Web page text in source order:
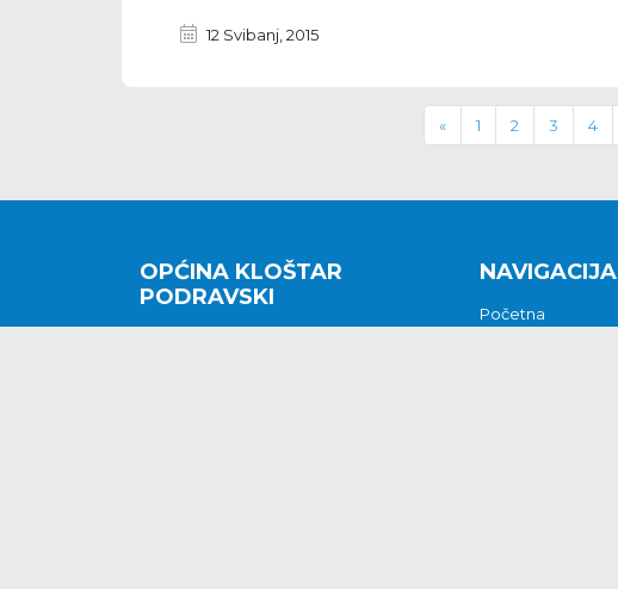
12 Svibanj, 2015
« 1 2 3 4
OPĆINA KLOŠTAR
PODRAVSKI
NAVIGACIJA
Početna